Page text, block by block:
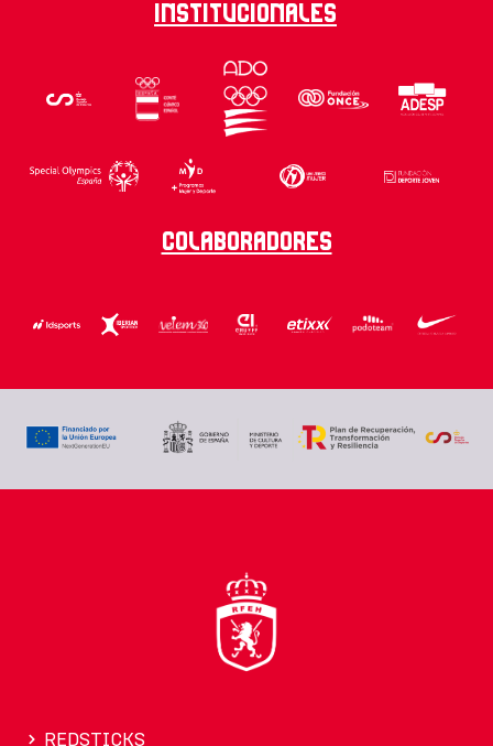
Institucionales
Colaboradores
REDSTICKS